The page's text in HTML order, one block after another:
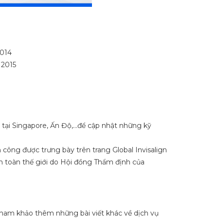
Singapore, Ấn Độ,…để cập nhật những kỹ
được trưng bày trên trang Global Invisalign
toàn thế giới do Hội đồng Thẩm định của
khảo thêm những bài viết khác về dịch vụ